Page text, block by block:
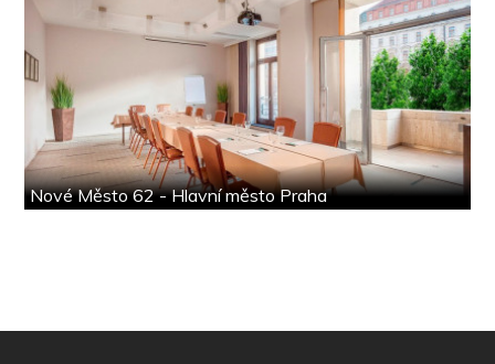
Nové Město 62 - Hlavní město Praha